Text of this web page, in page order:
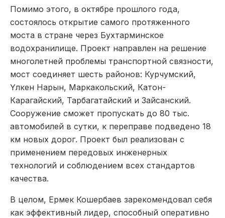
Помимо этого, в октябре прошлого года,
состоялось открытие самого протяженного
моста в стране через Бухтарминское
водохранилище. Проект направлен на решение
многолетней проблемы транспортной связности,
мост соединяет шесть районов: Курчумский,
Үлкен Нарын, Маркакольский, Катон-
Карагайский, Тарбагатайский и Зайсанский.
Сооружение сможет пропускать до 80 тыс.
автомобилей в сутки, к переправе подведено 18
км новых дорог. Проект был реализован с
применением передовых инженерных
технологий и соблюдением всех стандартов
качества.
В целом, Ермек Кошербаев зарекомендовал себя
как эффективный лидер, способный оперативно